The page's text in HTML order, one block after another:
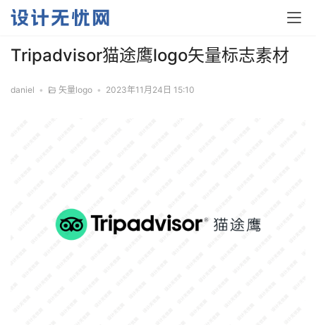
Tripadvisor猫途鹰logo矢量标志素材
daniel • 矢量logo • 2023年11月24日 15:10